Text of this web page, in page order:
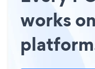
works